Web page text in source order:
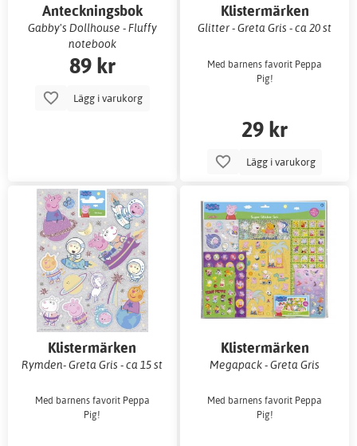
Anteckningsbok
Gabby's Dollhouse - Fluffy
notebook
89 kr
Lägg i varukorg
Klistermärken
Glitter - Greta Gris - ca 20 st
Med barnens favorit Peppa
Pig!
29 kr
Lägg i varukorg
Klistermärken
Rymden- Greta Gris - ca 15 st
Med barnens favorit Peppa
Pig!
Klistermärken
Megapack - Greta Gris
Med barnens favorit Peppa
Pig!